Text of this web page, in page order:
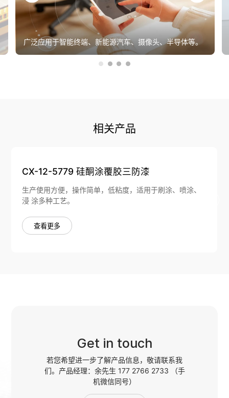
广泛应用于智能终端、新能源汽车、摄像头、半导体等。
相关产品
CX-12-5779 硅酮涂覆胶三防漆
生产使用方便，操作简单，低粘度，适用于刷涂、喷涂、
浸 涂多种工艺。
查看更多
Get in touch
若您希望进一步了解产品信息，敬请联系我
们。产品经理：余先生 177 2766 2733 （手
机微信同号）